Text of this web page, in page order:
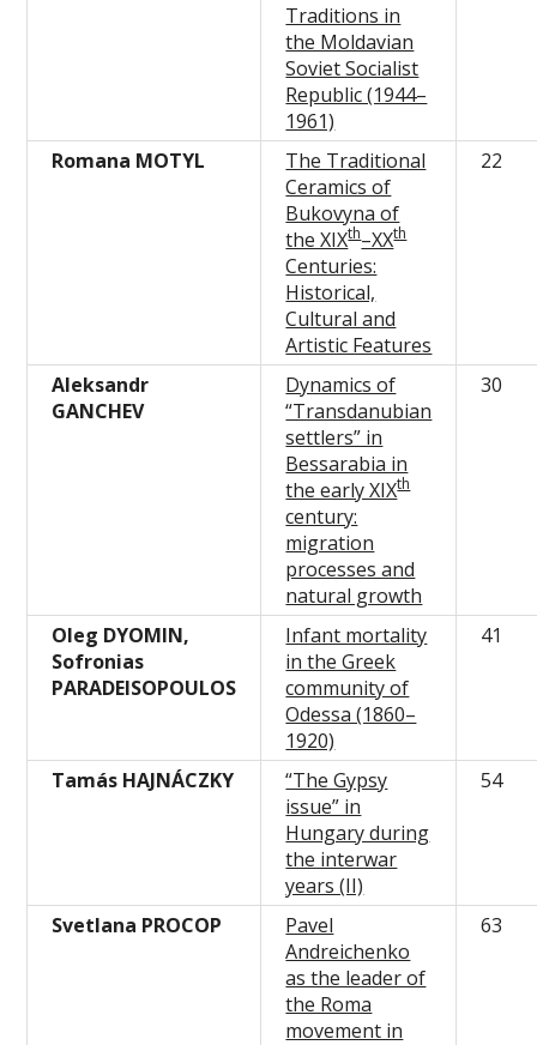
Traditions in
the Moldavian
Soviet Socialist
Republic (1944–
1961)
Romana MOTYL
The Traditional
Ceramics of
Bukovyna of
the XIXth–XXth
Centuries:
Historical,
Cultural and
Artistic Features
22
Aleksandr
GANCHEV
Dynamics of
“Transdanubian
settlers” in
Bessarabia in
the early XIXth
century:
migration
processes and
natural growth
30
Oleg DYOMIN,
Sofronias
PARADEISOPOULOS
Infant mortality
in the Greek
community of
Odessa (1860–
1920)
41
Tamás HAJNÁCZKY
“The Gypsy
issue” in
Hungary during
the interwar
years (II)
54
Svetlana PROCOP
Pavel
Andreichenko
as the leader of
the Roma
movement in
63